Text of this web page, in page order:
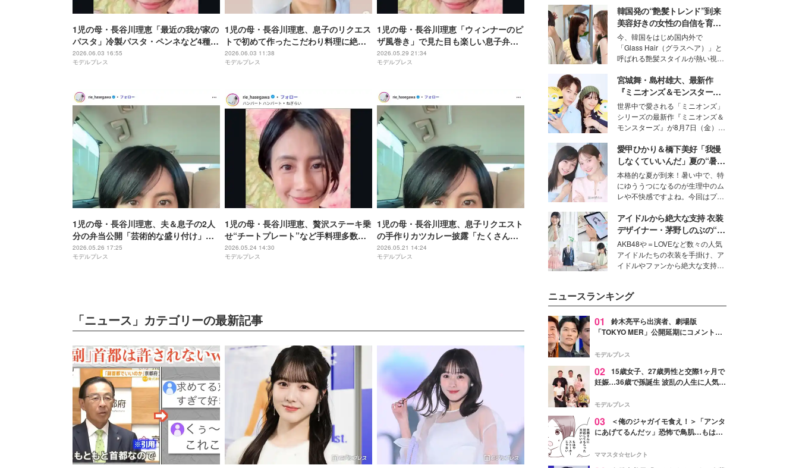
1児の母・長谷川理恵「最近の我が家の
パスタ」冷製パスタ・ペンネなど4種公
開「お店みたい」「フルーツトマトお
しゃれ」と称賛の声
2026.06.03 16:55
モデルプレス
1児の母・長谷川理恵、息子のリクエス
トで初めて作ったこだわり料理に絶賛
の声「おしゃれすぎる」「手間と愛情
がたっぷり」
2026.06.03 11:38
モデルプレス
1児の母・長谷川理恵「ウィンナーのピ
ザ風巻き」で見た目も楽しい息子弁当
公開「おかずのバリエーション豊富す
ぎる」「盛り付けが美しい」と反響
2026.05.29 21:34
モデルプレス
1児の母・長谷川理恵、夫＆息子の2人
分の弁当公開「芸術的な盛り付け」
「食べるのもったいないくらい綺麗」
と絶賛の声
2026.05.26 17:25
モデルプレス
1児の母・長谷川理恵、贅沢ステーキ乗
せ“チートプレート”など手料理多数公
開「どの料理もお店クオリティ」「見
てるだけでお腹空いてくる」の声
2026.05.24 14:30
モデルプレス
1児の母・長谷川理恵、息子リクエスト
の手作りカツカレー披露「たくさんあ
って食べ応えありそう」「野菜がゴロ
ッと入ってて美味しそう」
2026.05.21 14:24
モデルプレス
「ニュース」カテゴリーの最新記事
な美容の常識を大きく変える可能
性を秘めた、革新的な「Water
Capturing Skin（ウォーターキャ
プチャリングスキン：捕水肌）」
技術を、花王が構築した。
韓国発の“艶髪トレンド”到来
美容好きの女性の自信を育む
「ヘアケア事情」って？
今、韓国をはじめ国内外で
「Glass Hair（グラスヘア）」と
呼ばれる艶髪スタイルが熱い視線
ションの完成度を高めるベースと
して、“髪そのものの美しさ”に改
めて注目する人が増えている様
子。今回は、そんな憧れの艶やか
な髪を日常で叶える、美容好きの
女性たちのヘアケア事情を紹介し
ます。
宮城舞・島村雄大、最新作
『ミニオンズ＆モンスター
ズ』の魅力熱弁 ハチャメチャ
だけじゃない“友情と絆”に感
動
世界中で愛される「ミニオンズ」
シリーズの最新作『ミニオンズ＆
モンスターズ』が8月7日（金）に
ニオン好き”という共通点を持つモ
デルの宮城舞と島村雄大の特別対
談をお届け！それぞれの視点か
ら、今作ならではの魅力や予想外
の感動をもたらす奥深いストーリ
ーについて熱く語り合ってもらっ
た。
愛甲ひかり＆橋下美好「我慢
しなくていいんだ」夏の“暑さ
対策”の新しい選択肢とは？
本格的な夏が到来！暑い中で、特
にゆううつになるのが生理中のム
レや不快感ですよね。今回はプラ
モデル・愛甲ひかりさんと橋下美
好さんを迎えて本音で女子会トー
ク。猛暑のお出かけを快適に過ご
すヒントや、2人が感動した夏の
生理の新常識にも迫りました。
アイドルから絶大な支持 衣装
デザイナー・茅野しのぶの“可
愛い”を作る美学＜「シチズン
クロスシー」インタビュー＞
AKB48や＝LOVEなど数々の人気
アイドルたちの衣装を手掛け、ア
イドルやファンから絶大な支持を
ター・茅野しのぶ。一人ひとりの
個性に寄り添い、魅力を引き出す
衣装作りは、多くの女性たちに勇
気と自信を与え続けている。
ニュースランキング
01
鈴木亮平ら出演者、劇場版
「TOKYO MER」公開延期にコメント
最大の敬意とエールを」
モデルプレス
02 15歳女子、27歳男性と交際1ヶ月で
妊娠…36歳で孫誕生 波乱の人生に人気タ
よ！」
モデルプレス
03
＜俺のジャガイモ食え！＞「アンタ
にあげてるんだッ」恐怖で鳥肌…もはや
ママスタ☆セレクト